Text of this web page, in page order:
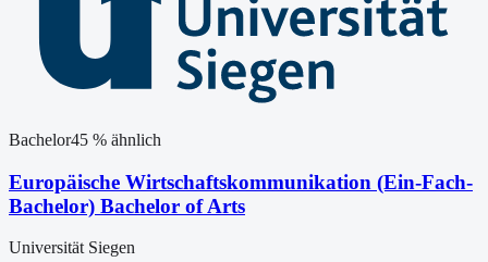
Bachelor45 % ähnlich
Europäische Wirtschaftskommunikation (Ein-Fach-
Bachelor) Bachelor of Arts
Universität Siegen